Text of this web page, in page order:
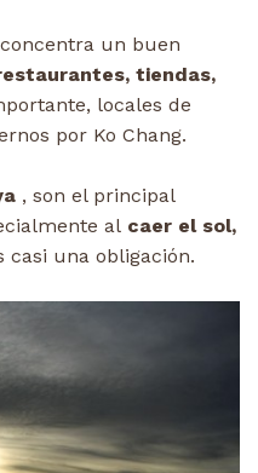
un buen
tiendas,
locales de
por Ko Chang.
, son el principal
al caer el sol,
casi una obligación.